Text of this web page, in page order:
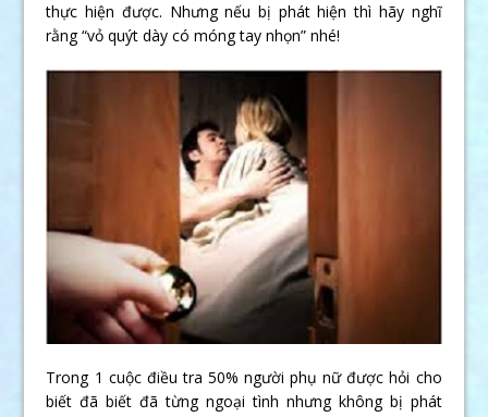
thực hiện được. Nhưng nếu bị phát hiện thì hãy nghĩ
rằng “vỏ quýt dày có móng tay nhọn” nhé!
Trong 1 cuộc điều tra 50% người phụ nữ được hỏi cho
biết đã biết đã từng ngoại tình nhưng không bị phát